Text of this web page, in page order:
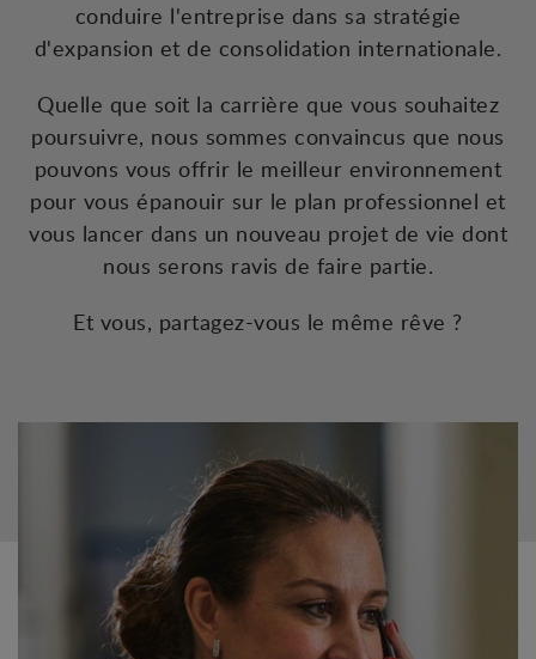
conduire l'entreprise dans sa stratégie
d'expansion et de consolidation internationale.
Quelle que soit la carrière que vous souhaitez
poursuivre, nous sommes convaincus que nous
pouvons vous offrir le meilleur environnement
pour vous épanouir sur le plan professionnel et
vous lancer dans un nouveau projet de vie dont
nous serons ravis de faire partie.
Et vous, partagez-vous le même rêve ?